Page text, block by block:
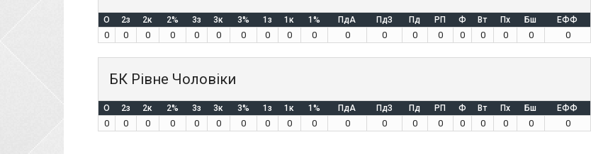
O 2з 2к 2% 3з 3к 3% 1з 1к 1% ПдА ПдЗ Пд РП Ф Вт Пх Бш ЕФФ
0 0 0 0 0 0 0 0 0 0 0 0 0 0 0 0 0 0 0
БК Рівне Чоловіки
O 2з 2к 2% 3з 3к 3% 1з 1к 1% ПдА ПдЗ Пд РП Ф Вт Пх Бш ЕФФ
0 0 0 0 0 0 0 0 0 0 0 0 0 0 0 0 0 0 0